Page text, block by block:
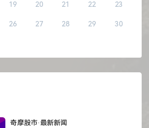
19 20 21 22 23
26 27 28 29 30
奇摩股市·最新新闻